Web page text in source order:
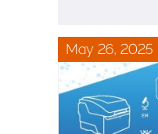
May 26, 2025